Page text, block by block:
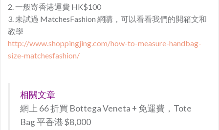
2. 一般寄香港運費 HK$100
3. 未試過 MatchesFashion 網購，可以看看我們的開箱文和
教學
http://www.shoppingjing.com/how-to-measure-handbag-
size-matchesfashion/
相關文章
網上 66 折買 Bottega Veneta + 免運費，Tote
Bag 平香港 $8,000